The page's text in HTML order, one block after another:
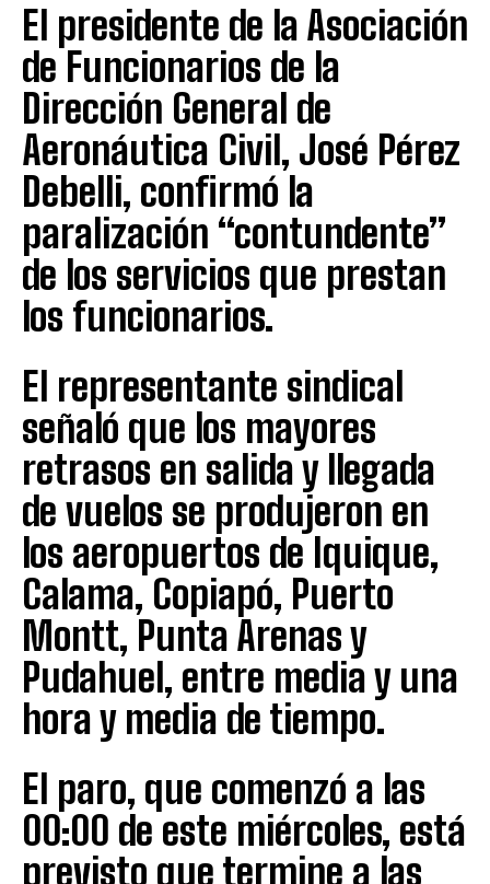
El presidente de la Asociación
de Funcionarios de la
Dirección General de
Aeronáutica Civil, José Pérez
Debelli, confirmó la
paralización “contundente”
de los servicios que prestan
los funcionarios.
El representante sindical
señaló que los mayores
retrasos en salida y llegada
de vuelos se produjeron en
los aeropuertos de Iquique,
Calama, Copiapó, Puerto
Montt, Punta Arenas y
Pudahuel, entre media y una
hora y media de tiempo.
El paro, que comenzó a las
00:00 de este miércoles, está
previsto que termine a las